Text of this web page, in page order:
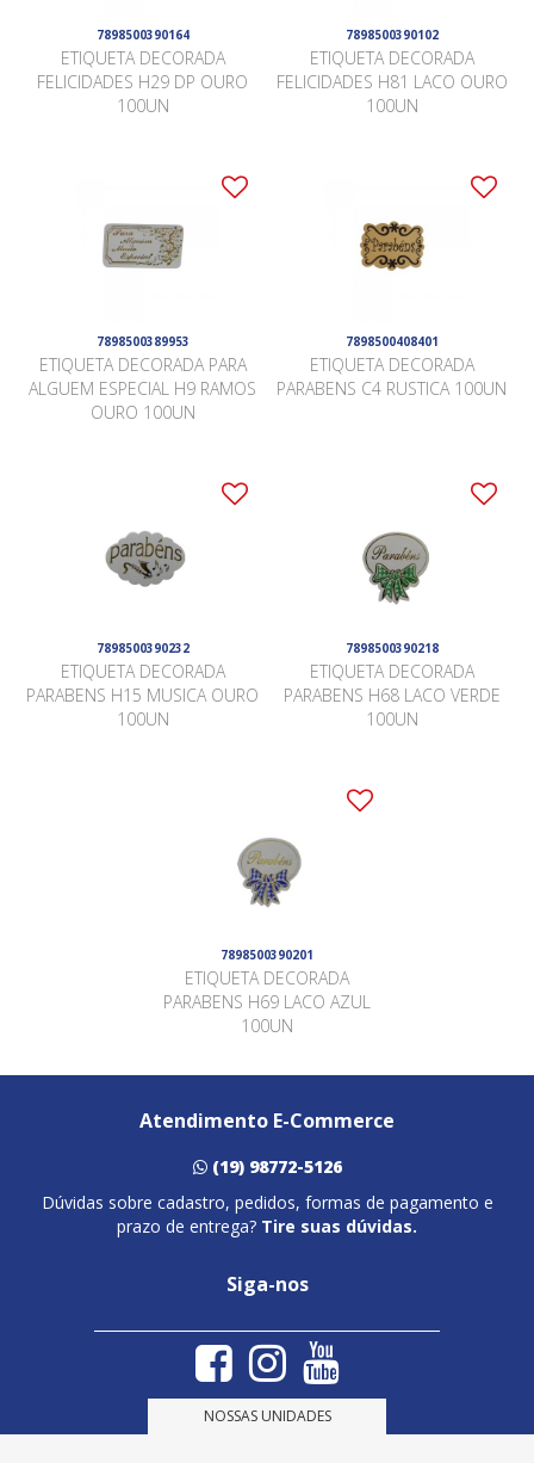
7898500390164
ETIQUETA DECORADA
FELICIDADES H29 DP OURO
100UN
7898500390102
ETIQUETA DECORADA
FELICIDADES H81 LACO OURO
100UN
7898500389953
ETIQUETA DECORADA PARA
ALGUEM ESPECIAL H9 RAMOS
OURO 100UN
7898500408401
ETIQUETA DECORADA
PARABENS C4 RUSTICA 100UN
7898500390232
ETIQUETA DECORADA
PARABENS H15 MUSICA OURO
100UN
7898500390218
ETIQUETA DECORADA
PARABENS H68 LACO VERDE
100UN
7898500390201
ETIQUETA DECORADA
PARABENS H69 LACO AZUL
100UN
Atendimento E-Commerce
(19) 98772-5126
Dúvidas sobre cadastro, pedidos, formas de pagamento e
prazo de entrega? Tire suas dúvidas.
Siga-nos
NOSSAS UNIDADES